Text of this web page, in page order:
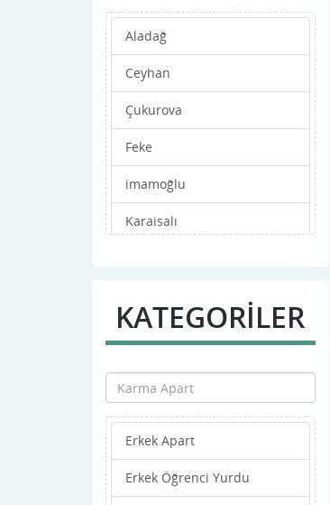
Aladağ
Ceyhan
Çukurova
Feke
imamoğlu
Karaisalı
Merkez
Pozantı
Saimbeyli
Sarıçam
Seyhan
KATEGORİLER
Erkek Apart
Erkek Öğrenci Yurdu